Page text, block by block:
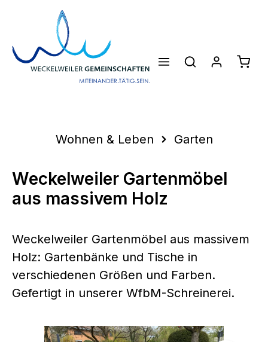
Zum Hauptinhalt springen
Wohnen & Leben Garten
Weckelweiler Gartenmöbel
aus massivem Holz
Weckelweiler Gartenmöbel aus massivem
Holz: Gartenbänke und Tische in
verschiedenen Größen und Farben.
Gefertigt in unserer WfbM-Schreinerei.
Bildergalerie überspringen